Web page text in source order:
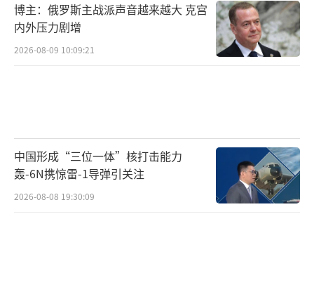
博主：俄罗斯主战派声音越来越大 克宫
内外压力剧增
2026-08-09 10:09:21
中国形成“三位一体”核打击能力
轰-6N携惊雷-1导弹引关注
2026-08-08 19:30:09